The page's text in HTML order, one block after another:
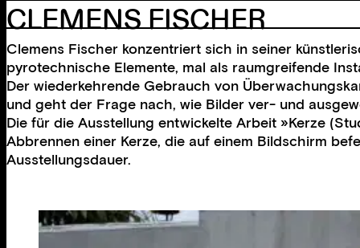
CLEMENS FISCHER
Clemens Fischer konzentriert sich in seiner
pyrotechnische Elemente, mal als raumgreifende
Der wiederkehrende Gebrauch von
und geht der Frage nach, wie Bilder ver- und
Die für die Ausstellung entwickelte Arbeit »Kerze
Abbrennen einer Kerze, die auf einem Bildschirm
Ausstellungsdauer.